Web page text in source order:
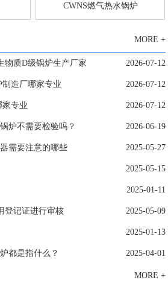
CWNS燃气热水锅炉
MORE +
物质D级锅炉生产厂家 2026-07-12
造厂哪家专业 2026-07-12
家专业 2026-07-12
炉不需要检验吗？ 2026-06-19
需要注意的哪些 2025-05-27
2025-05-15
2025-01-11
登记证进行审核 2025-05-09
2025-01-13
都是指什么？ 2025-04-01
MORE +